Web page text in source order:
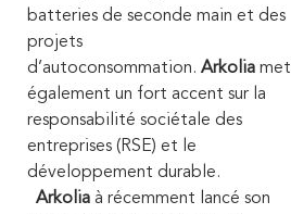
batteries de seconde main et des
projets
d’autoconsommation. Arkolia met
également un fort accent sur la
responsabilité sociétale des
entreprises (RSE) et le
développement durable.
Arkolia à récemment lancé son